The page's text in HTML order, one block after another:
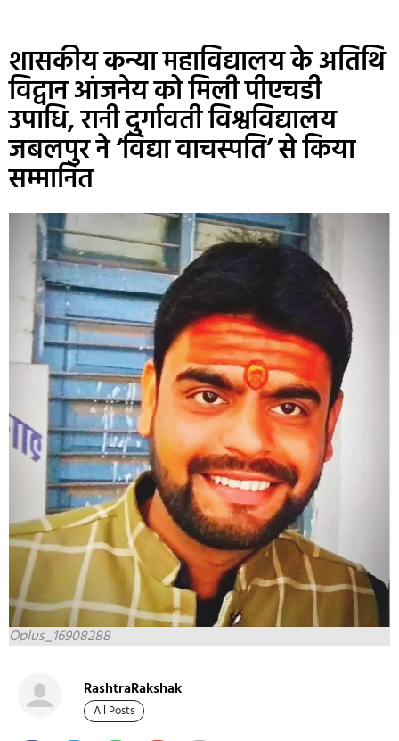
शासकीय कन्या महाविद्यालय के अतिथि
विद्वान आंजनेय को मिली पीएचडी
उपाधि, रानी दुर्गावती विश्वविद्यालय
जबलपुर ने ‘विद्या वाचस्पति’ से किया
सम्मानित
Oplus_16908288
RashtraRakshak
All Posts